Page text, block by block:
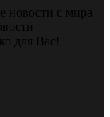
новости с мира
для Вас!